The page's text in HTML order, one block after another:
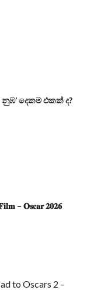
නුඹ’ දෙකම එකක් ද?
𝐅𝐢𝐥𝐦 – 𝐎𝐬𝐜𝐚𝐫 𝟐𝟎𝟐𝟔
to Oscars 2 –